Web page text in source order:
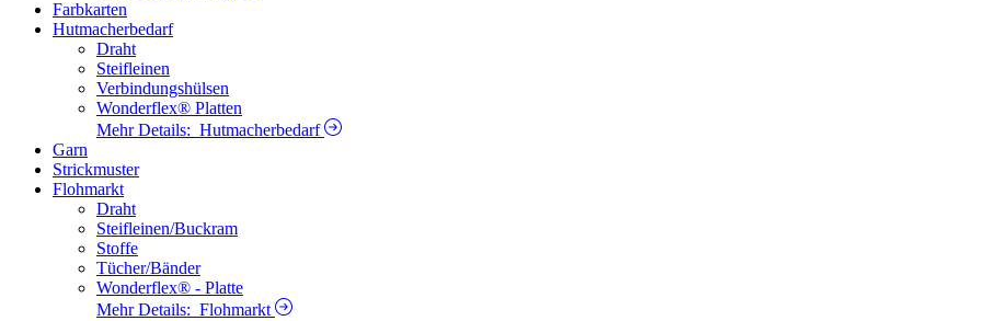
Farbkarten
Hutmacherbedarf
Draht
Steifleinen
Verbindungshülsen
Wonderflex® Platten
Mehr Details: Hutmacherbedarf
Garn
Strickmuster
Flohmarkt
Draht
Steifleinen/Buckram
Stoffe
Tücher/Bänder
Wonderflex® - Platte
Mehr Details: Flohmarkt